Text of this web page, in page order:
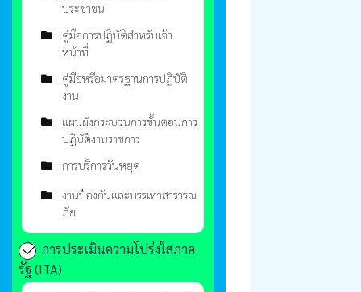
ประชาชน
คู่มือการปฏิบัติสำหรับเจ้า
หน้าที่
คู่มือหรือมาตรฐานการปฏิบัติ
งาน
แผนผังกระบวนการขั้นตอนการ
ปฏิบัติงานราชการ
การบริการวันหยุด
งานป้องกันและบรรเทาสารารณ
ภัย
การประเมินความโปร่งใสภาค
รัฐ (ITA)